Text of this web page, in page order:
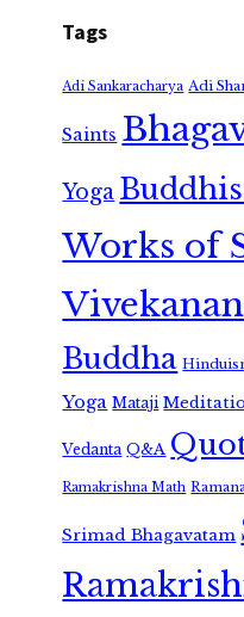
Tags
Adi Sankaracharya Adi
Saints
Yoga
Works of
Buddha
Yoga Mataji
Vedanta Q&A
Ramakrishna Math
Srimad Bhagavatam